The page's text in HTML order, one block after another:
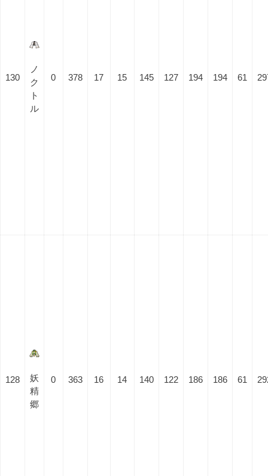
130
ノ
ク
ト
ル
0 378 17 15 145 127 194 194 61
128
妖
精
郷
0 363 16 14 140 122 186 186 61